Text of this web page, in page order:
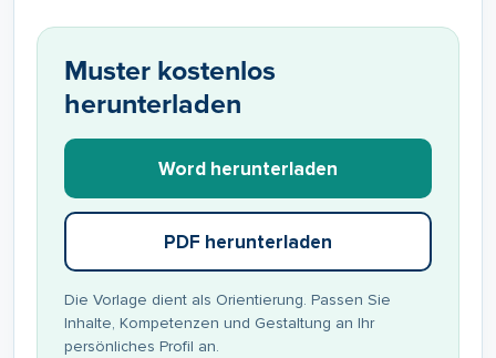
Muster kostenlos
herunterladen
Word herunterladen
PDF herunterladen
Die Vorlage dient als Orientierung. Passen Sie
Inhalte, Kompetenzen und Gestaltung an Ihr
persönliches Profil an.